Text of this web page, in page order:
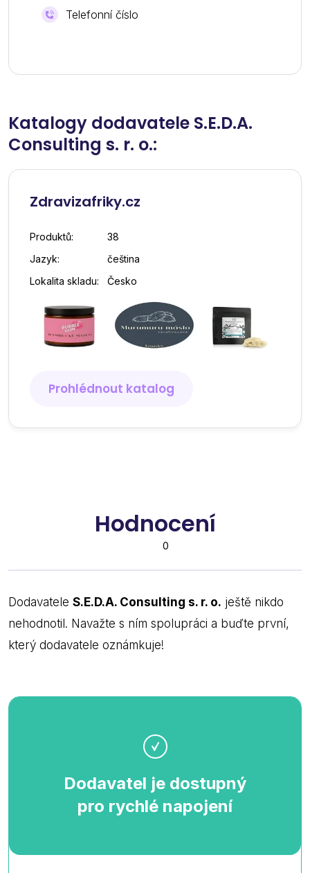
Telefonní číslo
Katalogy dodavatele S.E.D.A.
Consulting s. r. o.:
Zdravizafriky.cz
Produktů:
38
Jazyk:
čeština
Lokalita skladu:
Česko
Prohlédnout katalog
Hodnocení
0
Dodavatele S.E.D.A. Consulting s. r. o. ještě nikdo
nehodnotil. Navažte s ním spolupráci a buďte první,
který dodavatele oznámkuje!
Dodavatel je dostupný
pro rychlé napojení